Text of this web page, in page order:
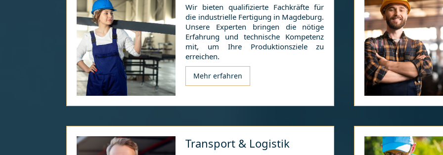
Wir bieten qualifizierte Fachkräfte für
die industrielle Fertigung in Magdeburg.
Unsere Experten bringen die nötige
Erfahrung und technische Kompetenz
mit, um Ihre Produktionsziele zu
erreichen.
Mehr erfahren
Transport & Logistik